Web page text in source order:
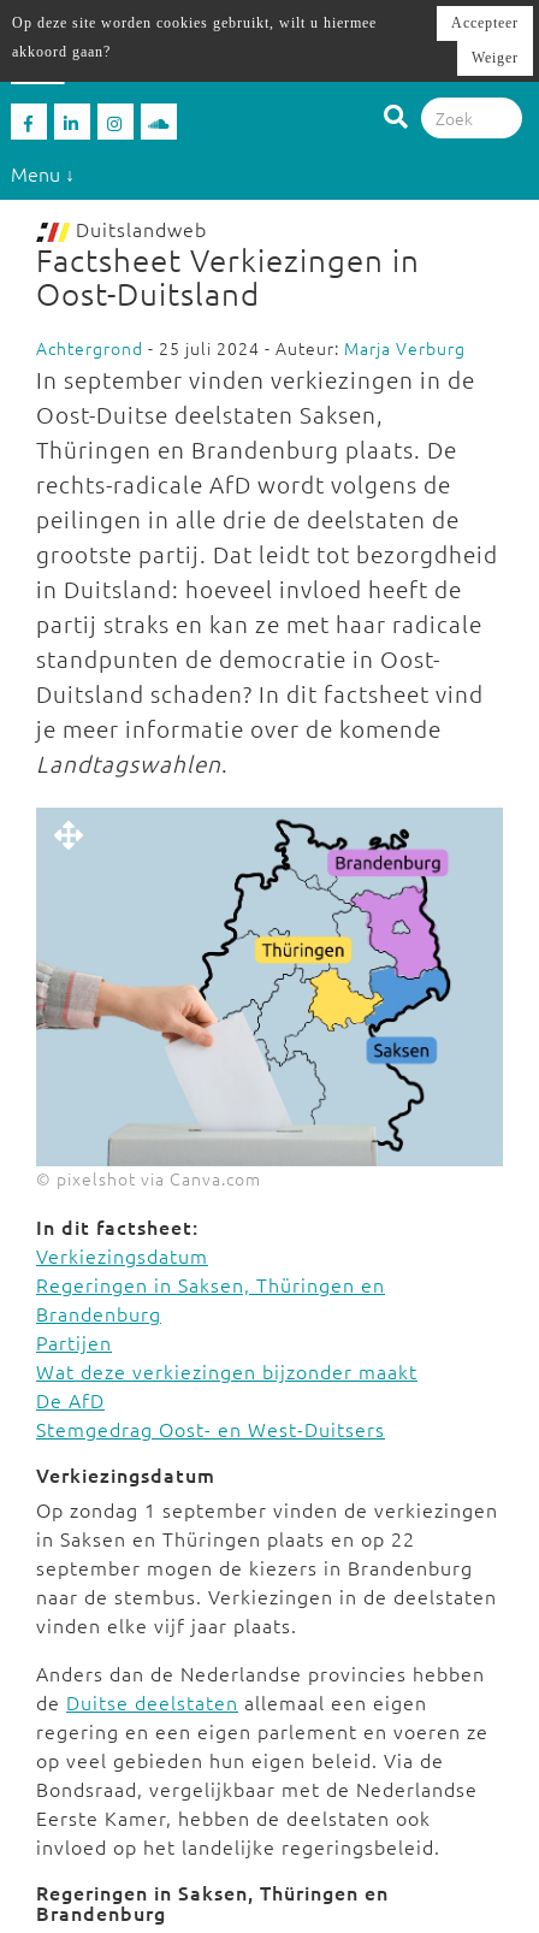
Menu ↓
Duitslandweb
Factsheet Verkiezingen in
Oost-Duitsland
Achtergrond - 25 juli 2024 - Auteur: Marja Verburg
In september vinden verkiezingen in de
Oost-Duitse deelstaten Saksen,
Thüringen en Brandenburg plaats. De
rechts-radicale AfD wordt volgens de
peilingen in alle drie de deelstaten de
grootste partij. Dat leidt tot bezorgdheid
in Duitsland: hoeveel invloed heeft de
partij straks en kan ze met haar radicale
standpunten de democratie in Oost-
Duitsland schaden? In dit factsheet vind
je meer informatie over de komende
Landtagswahlen.
© pixelshot via Canva.com
In dit factsheet:
Verkiezingsdatum
Regeringen in Saksen, Thüringen en
Brandenburg
Partijen
Wat deze verkiezingen bijzonder maakt
De AfD
Stemgedrag Oost- en West-Duitsers
Verkiezingsdatum
Op zondag 1 september vinden de verkiezingen
in Saksen en Thüringen plaats en op 22
september mogen de kiezers in Brandenburg
naar de stembus. Verkiezingen in de deelstaten
vinden elke vijf jaar plaats.
Anders dan de Nederlandse provincies hebben
de Duitse deelstaten allemaal een eigen
regering en een eigen parlement en voeren ze
op veel gebieden hun eigen beleid. Via de
Bondsraad, vergelijkbaar met de Nederlandse
Eerste Kamer, hebben de deelstaten ook
invloed op het landelijke regeringsbeleid.
Regeringen in Saksen, Thüringen en
Brandenburg
Op deze site worden cookies gebruikt, wilt u hiermee
akkoord gaan?
Accepteer
Weiger